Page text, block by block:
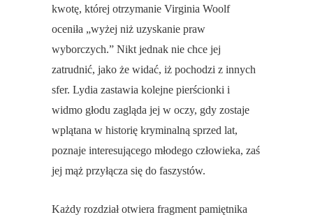
kwotę, której otrzymanie Virginia Woolf
oceniła „wyżej niż uzyskanie praw
wyborczych.” Nikt jednak nie chce jej
zatrudnić, jako że widać, iż pochodzi z innych
sfer. Lydia zastawia kolejne pierścionki i
widmo głodu zagląda jej w oczy, gdy zostaje
wplątana w historię kryminalną sprzed lat,
poznaje interesującego młodego człowieka, zaś
jej mąż przyłącza się do faszystów.
Każdy rozdział otwiera fragment pamiętnika